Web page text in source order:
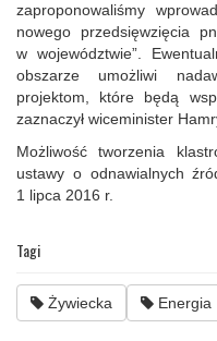
zaproponowaliśmy
nowego przedsięwzięcia
w województwie”.
obszarze umożliwi
projektom, które będą
zaznaczył wiceminister
Możliwość tworzenia
ustawy o odnawialnych
1 lipca 2016 r.
Tagi
Żywiecka Energia